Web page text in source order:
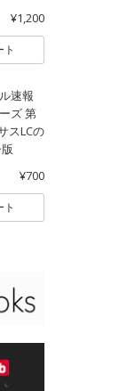
¥1,200
速報
ズ 第
スLCの
¥700